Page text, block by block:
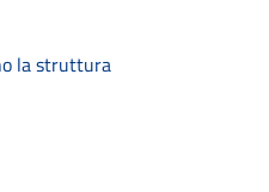
la struttura